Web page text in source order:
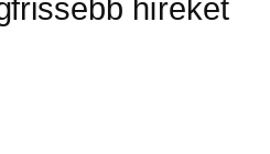
híreket